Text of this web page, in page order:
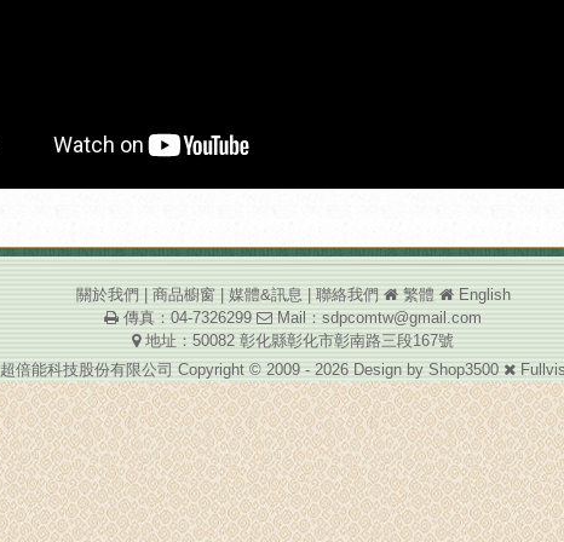
關於我們 商品櫥窗| 媒體&訊息 聯絡我們 繁體
English
傳真：04-7326299
Mail： sdpcomtw@gmail.com
地址：50082 彰化縣彰化市彰南路三段167號
超倍能科技股份有限公司 Copyright © 2009 - 2026 Design by Shop3500